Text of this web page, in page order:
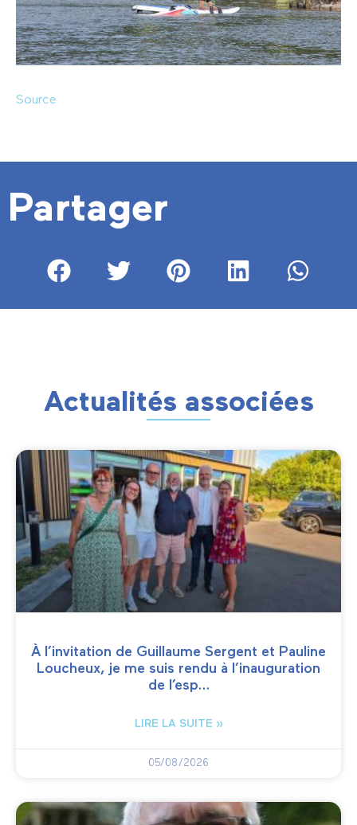
Source
Partager
Actualités associées
À l’invitation de Guillaume Sergent et Pauline
Loucheux, je me suis rendu à l’inauguration
de l’esp…
LIRE LA SUITE »
05/08/2026